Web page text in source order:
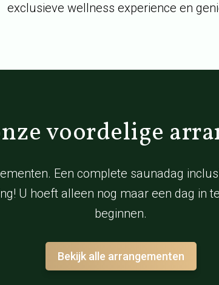
exclusieve wellness experience en
voordelige
Een complete saunadag
U hoeft alleen nog maar een dag in
beginnen.
Bekijk alle arrangementen